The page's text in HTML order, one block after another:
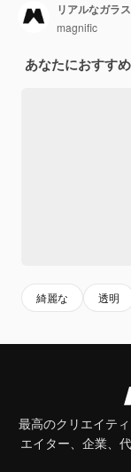
リアルなガラ
magnific
あなたにおすす
綺麗な 透明
最高のクリエイテ
エイター、企業、